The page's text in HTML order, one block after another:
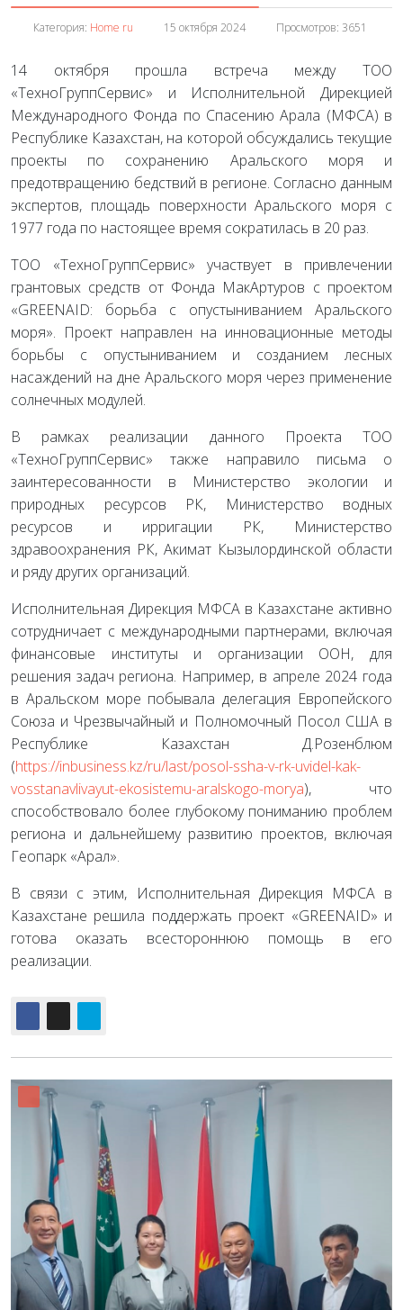
Категория: Home ru 15 октября 2024 Просмотров: 3651
14 октября прошла встреча между ТОО
«ТехноГруппСервис» и Исполнительной Дирекцией
Международного Фонда по Спасению Арала (МФСА) в
Республике Казахстан, на которой обсуждались текущие
проекты по сохранению Аральского моря и
предотвращению бедствий в регионе. Согласно данным
экспертов, площадь поверхности Аральского моря с
1977 года по настоящее время сократилась в 20 раз.
ТОО «ТехноГруппСервис» участвует в привлечении
грантовых средств от Фонда МакАртуров с проектом
«GREENAID: борьба с опустыниванием Аральского
моря». Проект направлен на инновационные методы
борьбы с опустыниванием и созданием лесных
насаждений на дне Аральского моря через применение
солнечных модулей.
В рамках реализации данного Проекта ТОО
«ТехноГруппСервис» также направило письма о
заинтересованности в Министерство экологии и
природных ресурсов РК, Министерство водных
ресурсов и ирригации РК, Министерство
здравоохранения РК, Акимат Кызылординской области
и ряду других организаций.
Исполнительная Дирекция МФСА в Казахстане активно
сотрудничает с международными партнерами, включая
финансовые институты и организации ООН, для
решения задач региона. Например, в апреле 2024 года
в Аральском море побывала делегация Европейского
Союза и Чрезвычайный и Полномочный Посол США в
Республике Казахстан Д.Розенблюм
(https://inbusiness.kz/ru/last/posol-ssha-v-rk-uvidel-kak-
vosstanavlivayut-ekosistemu-aralskogo-morya), что
способствовало более глубокому пониманию проблем
региона и дальнейшему развитию проектов, включая
Геопарк «Арал».
В связи с этим, Исполнительная Дирекция МФСА в
Казахстане решила поддержать проект «GREENAID» и
готова оказать всестороннюю помощь в его
реализации.